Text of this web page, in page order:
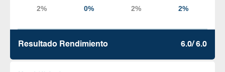
Resultado Rendimiento 6.0/ 6.0